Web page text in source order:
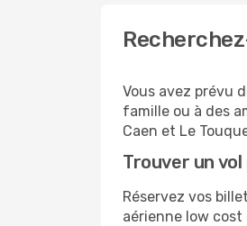
Vous avez prévu
famille ou à des
Caen et Le
Trouver un
Réservez vos
aérienne low